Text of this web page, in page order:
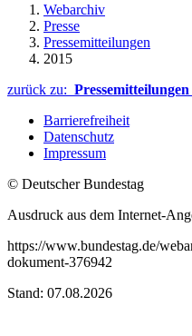
Webarchiv
Presse
Pressemitteilungen
2015
zurück zu: Pressemitteilungen
Barrierefreiheit
Datenschutz
Impressum
© Deutscher Bundestag
Ausdruck aus dem Internet-
https://www.bundestag.de/
dokument-376942
Stand: 07.08.2026